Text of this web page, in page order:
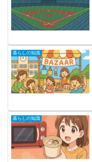
暮らしの知識
暮らしの知識